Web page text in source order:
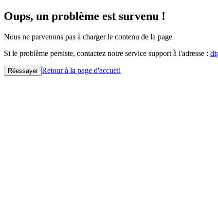
Oups, un problème est survenu !
Nous ne parvenons pas à charger le contenu de la page
Si le problème persiste, contactez notre service support à l'adresse :
Réessayer Retour à la page d'accueil